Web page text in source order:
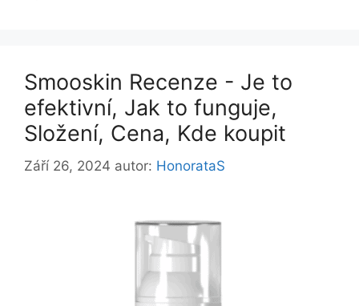
Smooskin Recenze - Je to
efektivní, Jak to funguje,
Složení, Cena, Kde koupit
Září 26, 2024 autor: HonorataS